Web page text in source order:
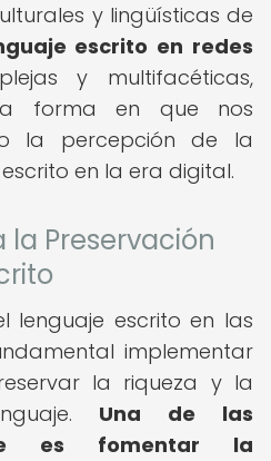
y lingüísticas de
escrito en redes
y multifacéticas,
forma en que nos
la percepción de la
en la era digital.
la Preservación
lenguaje escrito en las
implementar
la riqueza y la
Una de las
es fomentar la